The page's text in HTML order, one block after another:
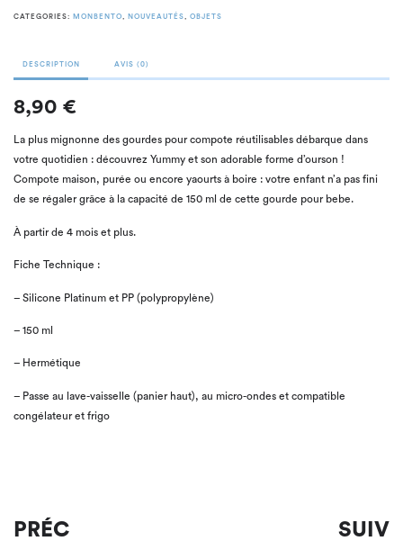
CATEGORIES: MONBENTO, NOUVEAUTÉS, OBJETS
DESCRIPTION AVIS (0)
8,90 €
La plus mignonne des gourdes pour compote réutilisables débarque dans
votre quotidien : découvrez Yummy et son adorable forme d’ourson !
Compote maison, purée ou encore yaourts à boire : votre enfant n’a pas fini
de se régaler grâce à la capacité de 150 ml de cette gourde pour bebe.
À partir de 4 mois et plus.
Fiche Technique :
– Silicone Platinum et PP (polypropylène)
– 150 ml
– Hermétique
– Passe au lave-vaisselle (panier haut), au micro-ondes et compatible
congélateur et frigo
PRÉC SUIV